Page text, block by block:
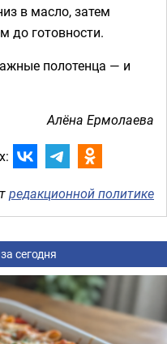
в масло, затем
до готовности.
полотенца — и
Алёна Ермолаева
редакционной политике
сегодня